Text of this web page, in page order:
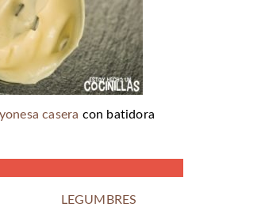
casera con batidora
LEGUMBRES